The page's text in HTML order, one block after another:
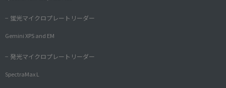
− 蛍光マイクロプレートリーダー
Gemini XPS and EM
− 発光マイクロプレートリーダー
SpectraMax L